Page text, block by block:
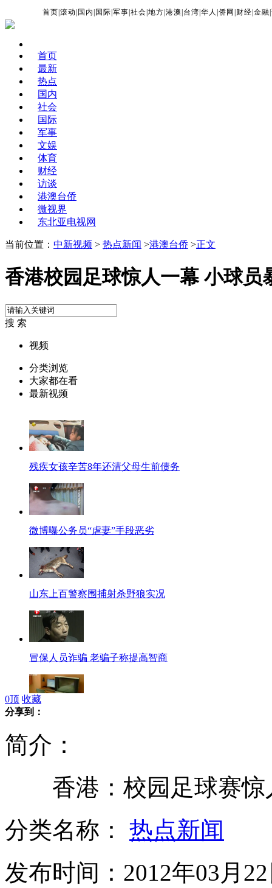
首页 |滚动 国内 国际 |军事 |社会 |地方 |港澳 台湾 |华人 |侨网 财经 |金融 |
首页
最新
热点
国内
社会
国际
军事
文娱
体育
财经
访谈
港澳台侨
微视界
东北亚电视网
当前位置： 中新视频 > 热点新闻 >港澳台侨 >正文
香港校园足球惊人一幕 小球员
搜 索
视频
分类浏览
大家都在看
最新视频
残疾女孩辛苦8年还清父母生前债务
微博曝公务员“虐妻”手段恶劣
山东上百警察围捕射杀野狼实况
冒保人员诈骗 老骗子称提高智商
公交公司挂豪车标志提醒司机躲着走
0顶 收藏
分享到：
简介：
香港：校园足球赛惊
分类名称： 热点新闻
发布时间：2012年03月